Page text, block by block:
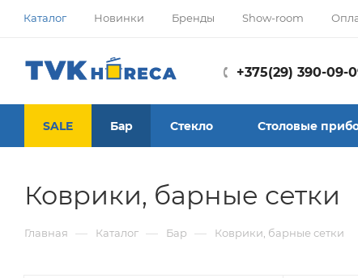
Каталог Новинки Бренды Show-room
+375(29) 390-09-
SALE Бар Стекло Столовые
Коврики, барные сетки
Главная — Каталог — Бар — Коврики, барные сетки